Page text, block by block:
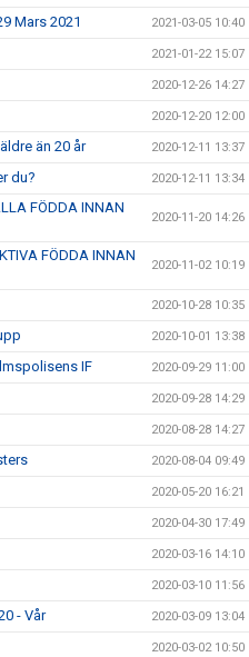
Mars 2021 2021-03-05 10:40
2021-01-22 15:07
2020-12-26 14:27
2020-12-20 12:00
än 20 år 2020-12-11 13:37
du? 2020-12-11 13:34
FÖDDA INNAN
2020-11-20 14:26
FÖDDA INNAN
2020-11-02 10:19
2020-10-28 10:35
2020-10-01 13:38
IF 2020-09-29 11:00
2020-09-28 14:29
2020-08-28 14:27
2020-08-04 09:49
2020-05-20 16:21
2020-04-30 17:49
2020-03-16 14:10
2020-03-10 11:56
- Vår 2020-03-09 13:04
2020-03-02 10:50